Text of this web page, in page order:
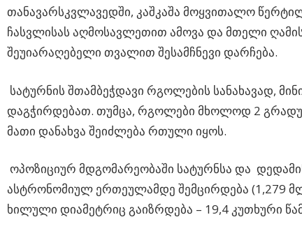
თანავარსკვლავედში, კაშკაშა მოყვითალო
ჩასვლისას აღმოსავლეთით ამოვა და მთელი
შეუიარაღებელი თვალით შესამჩნევი დარჩება.
სატურნის შთამბეჭდავი რგოლების სანახავად,
დაგჭირდებათ. თუმცა, რგოლები მხოლოდ 2
მათი დანახვა შეიძლება რთული იყოს.
ოპოზიციურ მდგომარეობაში სატურნსა და
ასტრონომიულ ერთეულამდე შემცირდება (1,279
ხილული დიამეტრიც გაიზრდება – 19,4 კუთხური